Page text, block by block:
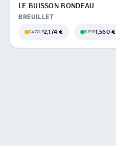
LE BUISSON RONDEAU
BREUILLET
GAZOLE2,174 € SP951,560 €